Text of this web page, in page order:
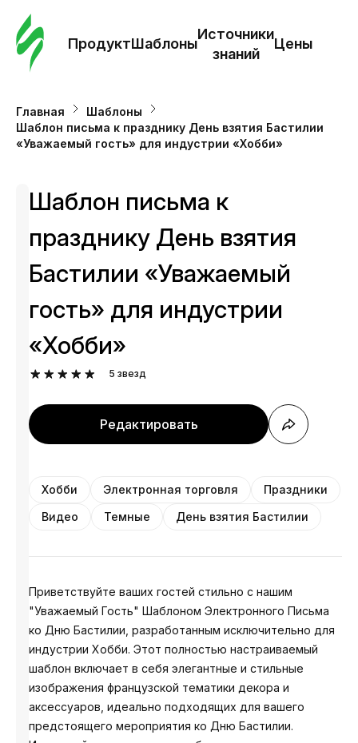
ПродуктШаблоны
Источники
знаний
Цены
Главная
Шаблоны
Шаблон письма к празднику День взятия Бастилии
«Уважаемый гость» для индустрии «Хобби»
Шаблон письма к
празднику День взятия
Бастилии «Уважаемый
гость» для индустрии
«Хобби»
5 звезд
Редактировать
Хобби Электронная торговля
Праздники
Видео
Темные День взятия Бастилии
Приветствуйте ваших гостей стильно с нашим
"Уважаемый Гость" Шаблоном Электронного Письма
ко Дню Бастилии, разработанным исключительно для
индустрии Хобби. Этот полностью настраиваемый
шаблон включает в себя элегантные и стильные
изображения французской тематики декора и
аксессуаров, идеально подходящих для вашего
предстоящего мероприятия ко Дню Бастилии.